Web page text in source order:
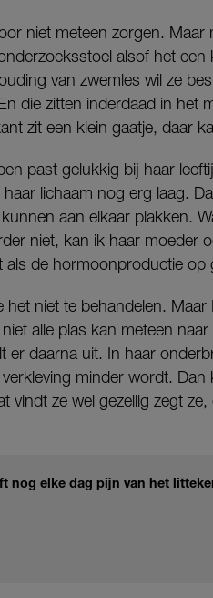
niet meteen zorgen.
alsof het
van zwemles wil ze
die zitten inderdaad in het
zit een klein gaatje, daar
past gelukkig bij haar
lichaam nog erg laag.
aan elkaar plakken.
niet, kan ik haar moeder
als de hormoonproductie op
het niet te behandelen.
alle plas kan meteen
er daarna uit. In haar
minder wordt.
vindt ze wel gezellig zegt
nog elke dag pijn van het